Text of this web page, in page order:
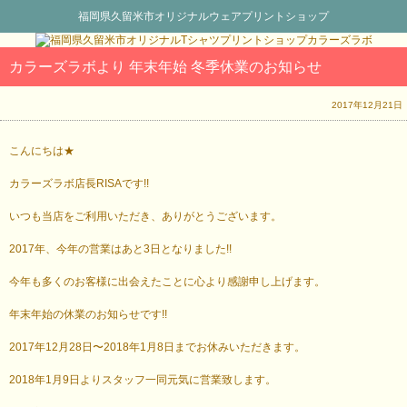
福岡県久留米市オリジナルウェアプリントショップ
カラーズラボより 年末年始 冬季休業のお知らせ
2017年12月21日
こんにちは★
カラーズラボ店長RISAです!!
いつも当店をご利用いただき、ありがとうございます。
2017年、今年の営業はあと3日となりました!!
今年も多くのお客様に出会えたことに心より感謝申し上げます。
年末年始の休業のお知らせです!!
2017年12月28日〜2018年1月8日までお休みいただきます。
2018年1月9日よりスタッフ一同元気に営業致します。